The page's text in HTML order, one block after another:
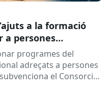
a la formació
a persones
programes del
adreçats a persones
el Consorci